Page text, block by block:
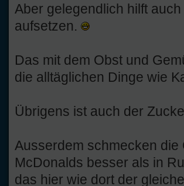
Aber gelegendlich hilft
aufsetzen.
Das mit dem Obst und
die alltäglichen Dinge wie
Übrigens ist auch der
Ausserdem schmecken
McDonalds besser als in
das hier wie dort der